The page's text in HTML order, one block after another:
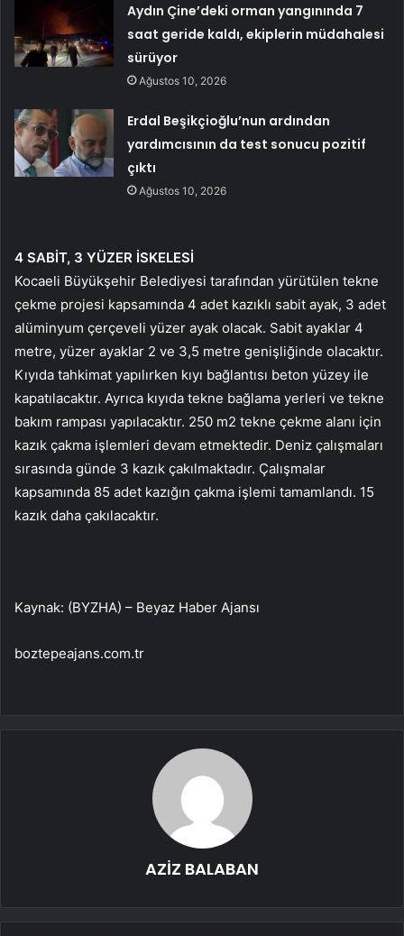
Aydın Çine’deki orman yangınında 7
saat geride kaldı, ekiplerin müdahalesi
sürüyor
Ağustos 10, 2026
Erdal Beşikçioğlu’nun ardından
yardımcısının da test sonucu pozitif
çıktı
Ağustos 10, 2026
4 SABİT, 3 YÜZER İSKELESİ
Kocaeli Büyükşehir Belediyesi tarafından yürütülen tekne
çekme projesi kapsamında 4 adet kazıklı sabit ayak, 3 adet
alüminyum çerçeveli yüzer ayak olacak. Sabit ayaklar 4
metre, yüzer ayaklar 2 ve 3,5 metre genişliğinde olacaktır.
Kıyıda tahkimat yapılırken kıyı bağlantısı beton yüzey ile
kapatılacaktır. Ayrıca kıyıda tekne bağlama yerleri ve tekne
bakım rampası yapılacaktır. 250 m2 tekne çekme alanı için
kazık çakma işlemleri devam etmektedir. Deniz çalışmaları
sırasında günde 3 kazık çakılmaktadır. Çalışmalar
kapsamında 85 adet kazığın çakma işlemi tamamlandı. 15
kazık daha çakılacaktır.
Kaynak: (BYZHA) – Beyaz Haber Ajansı
boztepeajans.com.tr
AZİZ BALABAN